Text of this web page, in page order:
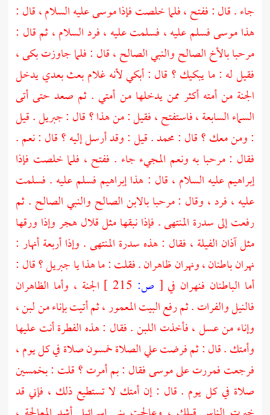
جاء . قال : ففتح ، فلما خلصت فإذاموسىعليه السلام ، قال :
هذاموسىفسلم عليه ، فسلمت عليه ، فرد السلام ، ثم قال :
مرحبا بالأخ الصالح والنبي الصالح ، قال : فلما جاوزت بكى ،
فقيل له : ما يبكيك ؟ قال : أبكي لأنه غلام بعث بعدي يدخل
الجنة من أمته أكثر ممن يدخلها من أمتي . ثم صعد حتى أتى
السماء السابعة ، فاستفتح ، فقيل : من هذا ؟ قال :جبريل. قيل
: ومن معك ؟ قال :محمد. قيل : وقد أرسل إليه ؟ قال : نعم .
فقال : مرحبا به ونعم المجيء جاء . ففتح ، فلما خلصت فإذا
إبراهيمعليه السلام ، قال : هذاإبراهيم فسلم عليه . فسلمت
عليه ، فرد ، وقال : مرحبا بالابن الصالح والنبي الصالح . ثم
رفعت إلى سدرة المنتهى . فإذا نبقها مثل قلال هجر وإذا ورقها
مثل آذان الفيلة ، فقال : هذه سدرة المنتهى . وإذا أربعة أنهار :
نهران باطنان ، ونهران ظاهران . فقلت : ما هذا يا جبريل ؟ قال :
أما الباطنان فنهران في [ ص:
الجنة ، وأما الظاهران
فالنيلوالفرات. ثم رفع البيت المعمور ، ثم أتيت بإناء من لبن ،
وإناء من عسل ، فأخذت اللبن . فقال : هذه الفطرة أنت عليها
وأمتك . قال : ثم فرضت علي الصلاة خمسون صلاة في كل يوم ،
فرجعت فمررت علىموسىفقال : بم أمرت ؟ قلت : بخمسين
صلاة في كل يوم . قال : إن أمتك لا تستطيع ذلك ، فإني قد